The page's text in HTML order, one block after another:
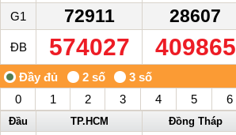
G1 72911 28607
ĐB 574027 409865
0 1 2 3 4 5 6
Đầu TP.HCM Đồng Tháp